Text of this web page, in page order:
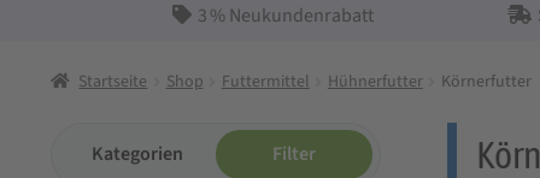
3 % Neukundenrabatt
Startseite Shop Futtermittel Hühnerfutter Körnerfutter
Kategorien Filter